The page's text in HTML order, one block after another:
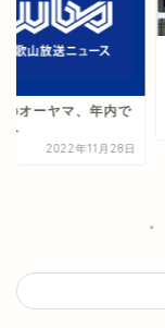
のオーヤマ、年内で
へ
2022年11月28日